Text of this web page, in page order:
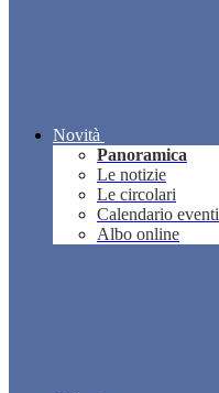
Novità
Panoramica
Le notizie
Le circolari
Calendario eventi
Albo online